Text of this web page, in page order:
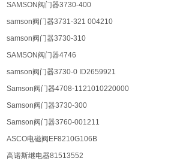
SAMSON阀门器3730-400
samson阀门器3731-321 004210
samson阀门器3730-310
SAMSON阀门器4746
samson阀门器3730-0 ID2659921
Samson阀门器4708-1121010220000
Samson阀门器3730-300
Samson阀门器3760-001211
ASCO电磁阀EF8210G106B
高诺斯继电器81513552